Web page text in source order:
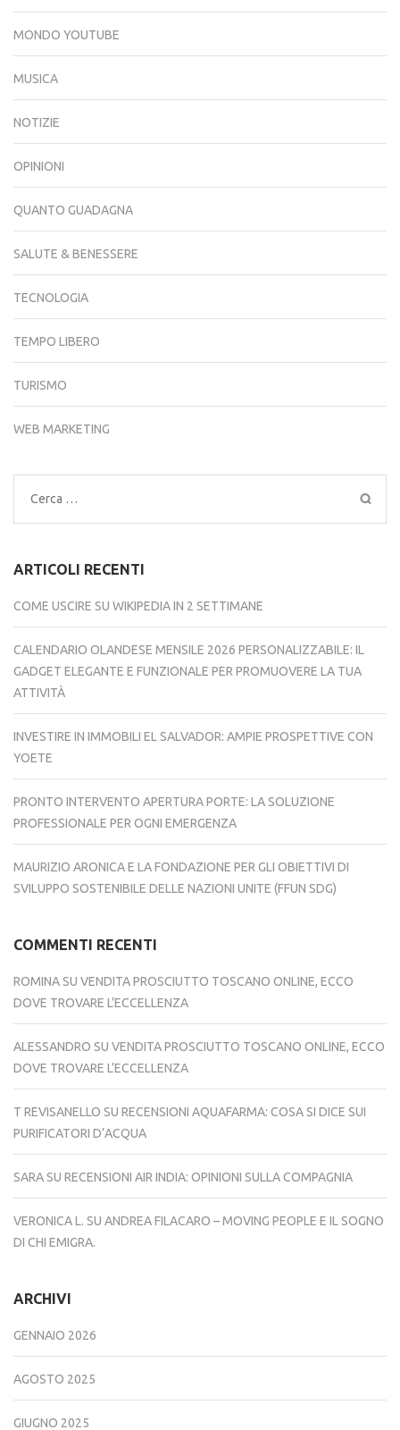
MONDO YOUTUBE
MUSICA
NOTIZIE
OPINIONI
QUANTO GUADAGNA
SALUTE & BENESSERE
TECNOLOGIA
TEMPO LIBERO
TURISMO
WEB MARKETING
Ricerca
per:
ARTICOLI RECENTI
COME USCIRE SU WIKIPEDIA IN 2 SETTIMANE
CALENDARIO OLANDESE MENSILE 2026 PERSONALIZZABILE: IL
GADGET ELEGANTE E FUNZIONALE PER PROMUOVERE LA TUA
ATTIVITÀ
INVESTIRE IN IMMOBILI EL SALVADOR: AMPIE PROSPETTIVE CON
YOETE
PRONTO INTERVENTO APERTURA PORTE: LA SOLUZIONE
PROFESSIONALE PER OGNI EMERGENZA
MAURIZIO ARONICA E LA FONDAZIONE PER GLI OBIETTIVI DI
SVILUPPO SOSTENIBILE DELLE NAZIONI UNITE (FFUN SDG)
COMMENTI RECENTI
ROMINA SU VENDITA PROSCIUTTO TOSCANO ONLINE, ECCO
DOVE TROVARE L’ECCELLENZA
ALESSANDRO SU VENDITA PROSCIUTTO TOSCANO ONLINE, ECCO
DOVE TROVARE L’ECCELLENZA
T REVISANELLO SU RECENSIONI AQUAFARMA: COSA SI DICE SUI
PURIFICATORI D’ACQUA
SARA SU RECENSIONI AIR INDIA: OPINIONI SULLA COMPAGNIA
VERONICA L. SU ANDREA FILACARO – MOVING PEOPLE E IL SOGNO
DI CHI EMIGRA.
ARCHIVI
GENNAIO 2026
AGOSTO 2025
GIUGNO 2025